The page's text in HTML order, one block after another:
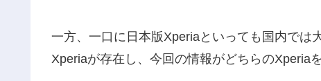
一方、一口に日本版Xperiaといっても国内では
Xperiaが存在し、今回の情報がどちらのXperia